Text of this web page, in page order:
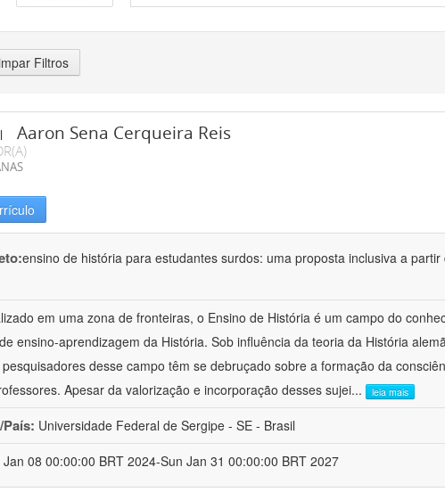
Filtros
Aaron Sena Cerqueira Reis
ensino de história para estudantes surdos: uma proposta inclusiva a partir
em uma zona de fronteiras, o Ensino de História é um campo do
ensino-aprendizagem da História. Sob influência da teoria da História
desse campo têm se debruçado sobre a formação da
Apesar da valorização e incorporação desses sujei... leia mais
Universidade Federal de Sergipe - SE - Brasil
Jan 08 00:00:00 BRT 2024-Sun Jan 31 00:00:00 BRT 2027